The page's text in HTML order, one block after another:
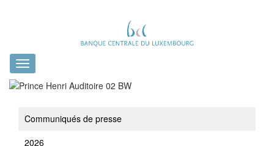
Toggle
navigation
Communiqués de presse
2026